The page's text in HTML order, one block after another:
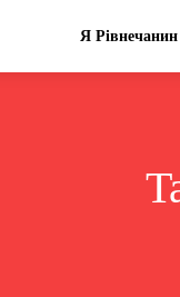
Я Рівнечанин